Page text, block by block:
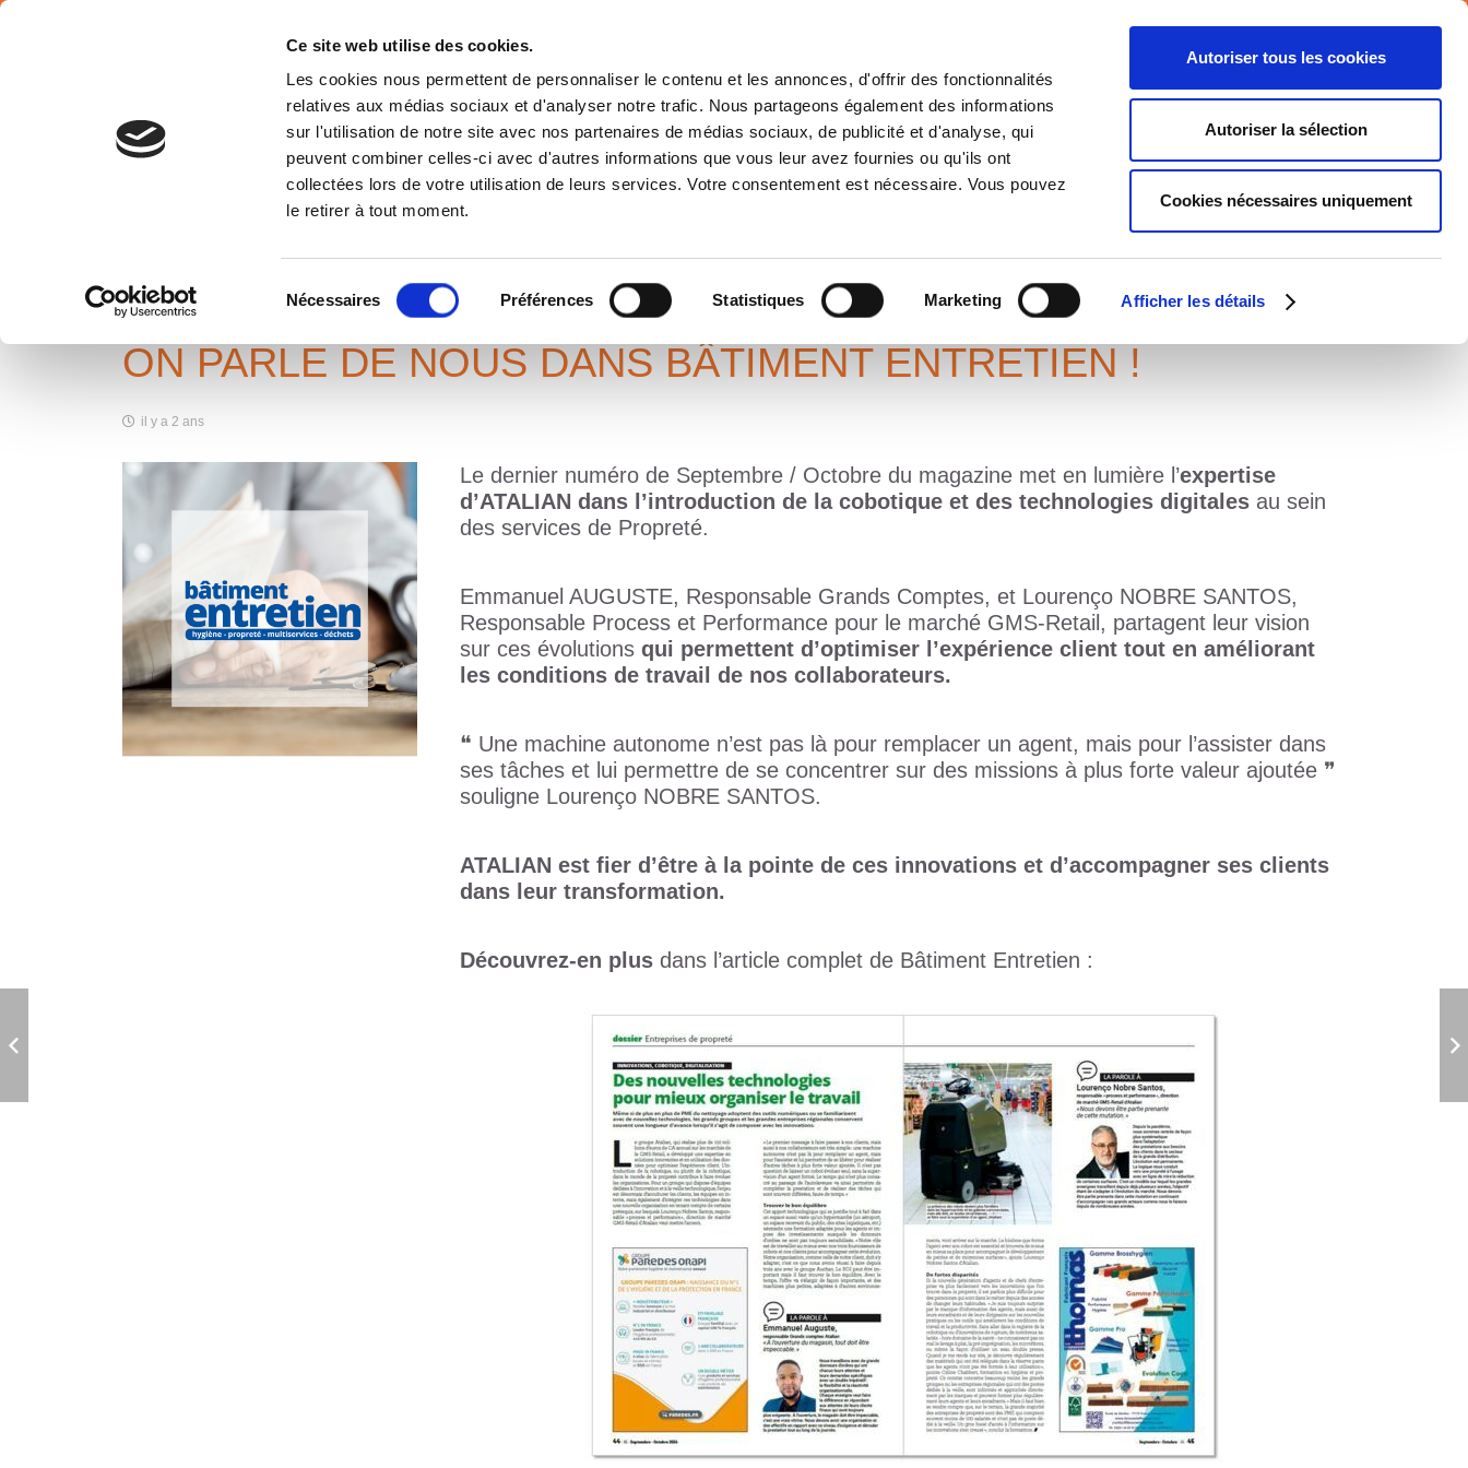
Ce site web utilise des cookies.
Les cookies nous permettent de personnaliser le contenu et les annonces, d'offrir des fonctionnalités
relatives aux médias sociaux et d'analyser notre trafic. Nous partageons également des informations
sur l'utilisation de notre site avec nos partenaires de médias sociaux, de publicité et d'analyse, qui
peuvent combiner celles-ci avec d'autres informations que vous leur avez fournies ou qu'ils ont
collectées lors de votre utilisation de leurs services. Votre consentement est nécessaire. Vous pouvez
le retirer à tout moment.
Nécessaires Préférences Statistiques Marketing Afficher les détails
Autoriser tous les cookies
Autoriser la sélection
Cookies nécessaires uniquement
A PROPOS SERVICES IMPLANTATIONS ENGAGEMENTS MEDIA
ON PARLE DE NOUS DANS BÂTIMENT
ON PARLE DE NOUS DANS BÂTIMENT ENTRETIEN !
il y a 2 ans
Le dernier numéro de Septembre / Octobre du magazine met en lumière l’expertise
d’ATALIAN dans l’introduction de la cobotique et des technologies digitales au sein
des services de Propreté.
Emmanuel AUGUSTE, Responsable Grands Comptes, et Lourenço NOBRE SANTOS,
Responsable Process et Performance pour le marché GMS-Retail, partagent leur vision
sur ces évolutionsqui permettent d’optimiser l’expérience client tout en améliorant
les conditions de travail de nos collaborateurs.
❝ Une machine autonome n’est pas là pour remplacer un agent, mais pour l’assister dans
ses tâches et lui permettre de se concentrer sur des missions à plus forte valeur ajoutée ❞
souligne Lourenço NOBRE SANTOS.
ATALIAN est fier d’être à la pointe de ces innovations et d’accompagner ses clients
dans leur transformation.
Découvrez-en plus dans l’article complet de Bâtiment Entretien :